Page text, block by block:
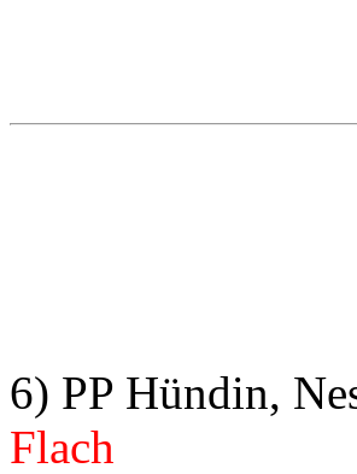
6) PP Hündin,
Flach